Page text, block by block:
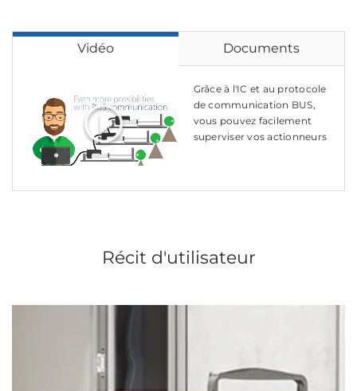
Vidéo Documents
Grâce à l'IC et au protocole
de communication BUS,
vous pouvez facilement
superviser vos actionneurs
Récit d'utilisateur